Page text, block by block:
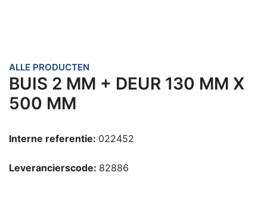
ALLE PRODUCTEN
BUIS 2 MM + DEUR 130 MM X
500 MM
Interne referentie: 022452
Leverancierscode: 82886